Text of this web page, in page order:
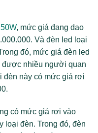
, mức giá đang dao
Và đèn led loại
đó, mức giá đèn led
được nhiều người quan
đèn này có mức giá rơi
có mức giá rơi vào
loại đèn. Trong đó, đèn